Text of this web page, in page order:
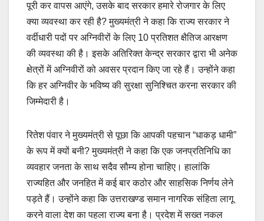
पूरी कर वापस आएंगे, उसके बाद सरकार हमारे रोजगार के लिए
क्या व्यवस्था कर रही है? मुख्यमंत्री ने कहा कि राज्य सरकार ने
वर्दीधारी पदों पर अग्निवीरों के लिए 10 प्रतिशत क्षैतिज आरक्षण
की व्यवस्था की है। इसके अतिरिक्त केन्द्र सरकार द्वारा भी अनेक
क्षेत्रों में अग्निवीरों को अवसर प्रदान किए जा रहे हैं। उन्होंने कहा
कि हर अग्निवीर के भविष्य की सुरक्षा सुनिश्चित करना सरकार की
जिम्मेदारी है।
रितेश पंवार ने मुख्यमंत्री से पूछा कि आपकी पहचान “धाकड़ धामी”
के रूप में क्यों बनी? मुख्यमंत्री ने कहा कि एक जनप्रतिनिधि का
व्यवहार जनता के साथ सदैव सौम्य होना चाहिए। हालांकि
राज्यहित और जनहित में कई बार कठोर और साहसिक निर्णय लेने
पड़ते हैं। उन्होंने कहा कि उत्तराखण्ड समान नागरिक संहिता लागू
करने वाला देश का पहला राज्य बना है। प्रदेश में सख्त नकल